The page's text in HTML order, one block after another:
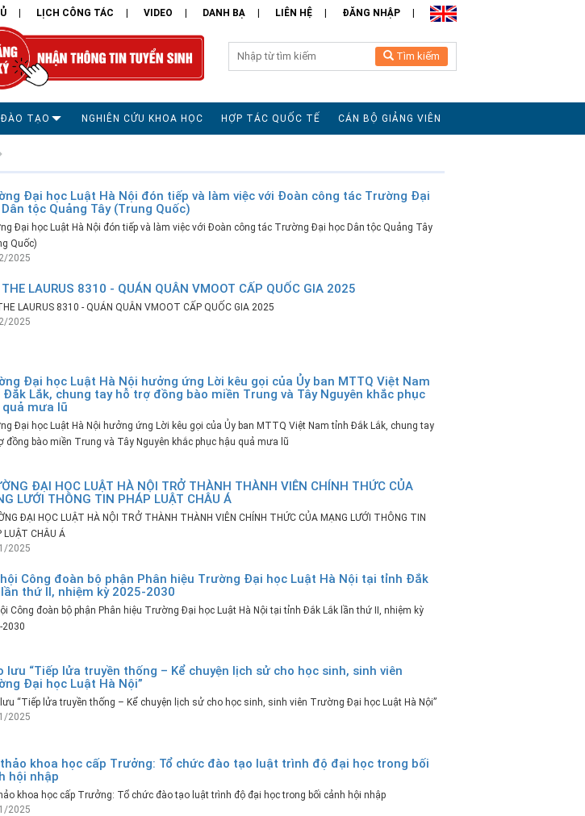
LỊCH CÔNG TÁC VIDEO DANH BẠ LIÊN HỆ ĐĂNG NHẬP
Tìm kiếm
ĐÀO TẠO NGHIÊN CỨU KHOA HỌC HỢP TÁC QUỐC TẾ CÁN BỘ GIẢNG VIÊN
Đại học Luật Hà Nội đón tiếp và làm việc với Đoàn công tác Trường Đại
tộc Quảng Tây (Trung Quốc)
Đại học Luật Hà Nội đón tiếp và làm việc với Đoàn công tác Trường Đại học Dân tộc Quảng Tây
Quốc)
2025
LAURUS 8310 - QUÁN QUÂN VMOOT CẤP QUỐC GIA 2025
LAURUS 8310 - QUÁN QUÂN VMOOT CẤP QUỐC GIA 2025
2025
Đại học Luật Hà Nội hưởng ứng Lời kêu gọi của Ủy ban MTTQ Việt Nam
Lắk, chung tay hỗ trợ đồng bào miền Trung và Tây Nguyên khắc phục
quả mưa lũ
Đại học Luật Hà Nội hưởng ứng Lời kêu gọi của Ủy ban MTTQ Việt Nam tỉnh Đắk Lắk, chung tay
đồng bào miền Trung và Tây Nguyên khắc phục hậu quả mưa lũ
ĐẠI HỌC LUẬT HÀ NỘI TRỞ THÀNH THÀNH VIÊN CHÍNH THỨC CỦA
LƯỚI THÔNG TIN PHÁP LUẬT CHÂU Á
ĐẠI HỌC LUẬT HÀ NỘI TRỞ THÀNH THÀNH VIÊN CHÍNH THỨC CỦA MẠNG LƯỚI THÔNG TIN
LUẬT CHÂU Á
2025
Công đoàn bộ phận Phân hiệu Trường Đại học Luật Hà Nội tại tỉnh Đắk
thứ II, nhiệm kỳ 2025-2030
Công đoàn bộ phận Phân hiệu Trường Đại học Luật Hà Nội tại tỉnh Đắk Lắk lần thứ II, nhiệm kỳ
2030
lưu “Tiếp lửa truyền thống – Kể chuyện lịch sử cho học sinh, sinh viên
Đại học Luật Hà Nội”
“Tiếp lửa truyền thống – Kể chuyện lịch sử cho học sinh, sinh viên Trường Đại học Luật Hà Nội”
2025
khoa học cấp Trưởng: Tổ chức đào tạo luật trình độ đại học trong bối
hội nhập
khoa học cấp Trưởng: Tổ chức đào tạo luật trình độ đại học trong bối cảnh hội nhập
2025